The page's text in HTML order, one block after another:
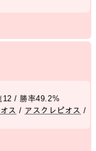
/ 勝率49.2%
ス / アスクレピオス /